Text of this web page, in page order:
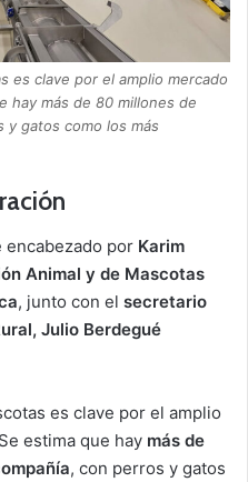
es clave por el amplio mercado
hay más de 80 millones de
y gatos como los más
encabezado por Karim
Animal y de Mascotas
, junto con el secretario
Julio Berdegué
es clave por el amplio
estima que hay más de
, con perros y gatos